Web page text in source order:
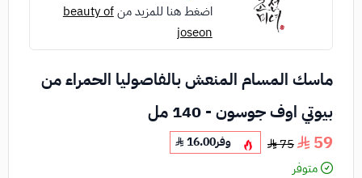
اضغط هنا للمزيد منbeauty of
joseon
ماسك المسام المنعش بالفاصوليا الحمراء من
بيوتي اوف جوسون - 140 مل
59
75 وفر16.00
متوفر